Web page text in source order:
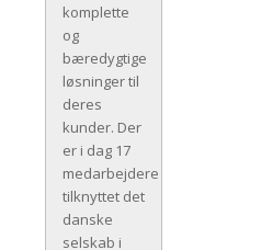
komplette
og
bæredygtige
løsninger til
deres
kunder. Der
er i dag 17
medarbejdere
tilknyttet det
danske
selskab i